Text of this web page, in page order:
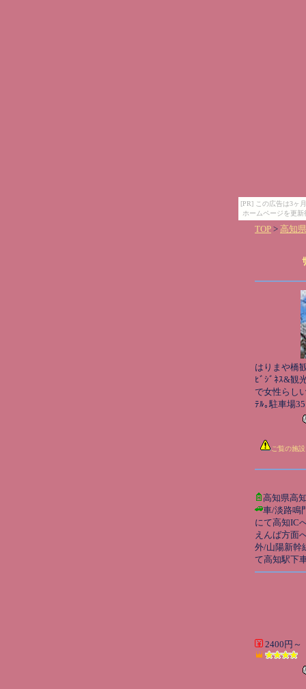
[PR] この広告は3ヶ
ホームページを更
TOP > 高知県
はりまや橋
ﾋﾞｼﾞﾈｽ&観
で女性らし
ﾃﾙ｡駐車場
ご覧の施
高知県高
車/淡路鳴
にて高知IC
えんば方面
外/山陽新幹
て高知駅下
2400円～